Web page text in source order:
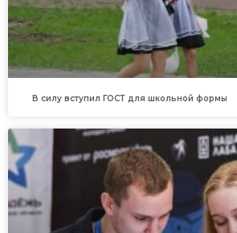
В силу вступил ГОСТ для школьной формы